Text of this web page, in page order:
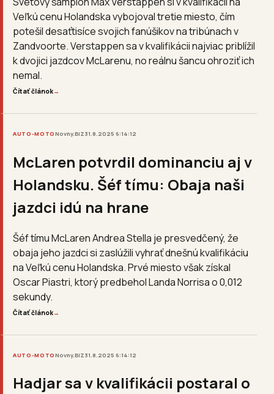
Veľkú cenu Holandska vybojoval tretie miesto, čím
potešil desaťtisíce svojich fanúšikov na tribúnach v
Zandvoorte. Verstappen sa v kvalifikácii najviac priblížil
k dvojici jazdcov McLarenu, no reálnu šancu ohroziť ich
nemal.
Čítať článok→
AUTO-MOTONovny.BIZ31.8.2025 6:14:12
McLaren potvrdil dominanciu aj v
Holandsku. Šéf tímu: Obaja naši
jazdci idú na hrane
Šéf tímu McLaren Andrea Stella je presvedčený, že
obaja jeho jazdci si zaslúžili vyhrať dnešnú kvalifikáciu
na Veľkú cenu Holandska. Prvé miesto však získal
Oscar Piastri, ktorý predbehol Landa Norrisa o 0,012
sekundy.
Čítať článok→
AUTO-MOTONovny.BIZ31.8.2025 6:14:12
Hadjar sa v kvalifikácii postaral o